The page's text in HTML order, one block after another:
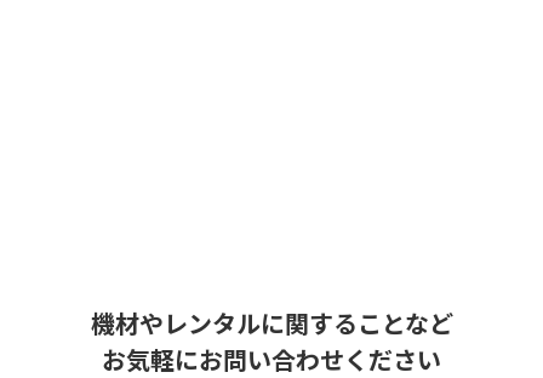
機材やレンタルに関することなど
お気軽にお問い合わせください